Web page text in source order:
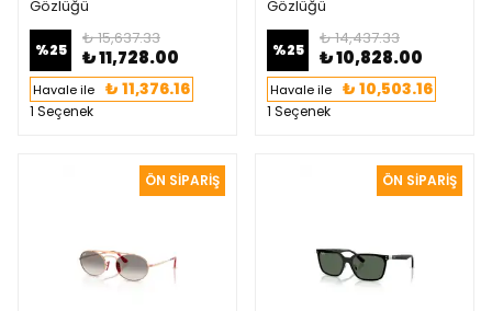
Gözlüğü
%25
₺ 15,637.33
₺ 11,728.00
Havale ile ₺ 11,376.16
1 Seçenek
Gözlüğü
%25
₺ 14,437.33
₺ 10,828.00
Havale ile ₺ 10,503.16
1 Seçenek